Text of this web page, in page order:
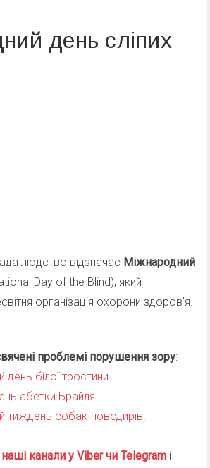
день сліпих
людство відзначає Міжнародний
Day of the Blind), який
організація охорони здоров’я.
проблемі порушення зору:
день білої тростини
абетки Брайля
тиждень собак-поводирів.
наші канали у Viber чи Telegram і